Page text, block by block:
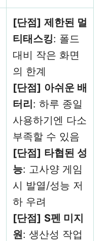
[단점] 제한된 멀
티태스킹: 폴드
대비 작은 화면
의 한계
[단점] 아쉬운 배
터리: 하루 종일
사용하기엔 다소
부족할 수 있음
[단점] 타협된 성
능: 고사양 게임
시 발열/성능 저
하 우려
[단점] S펜 미지
원: 생산성 작업